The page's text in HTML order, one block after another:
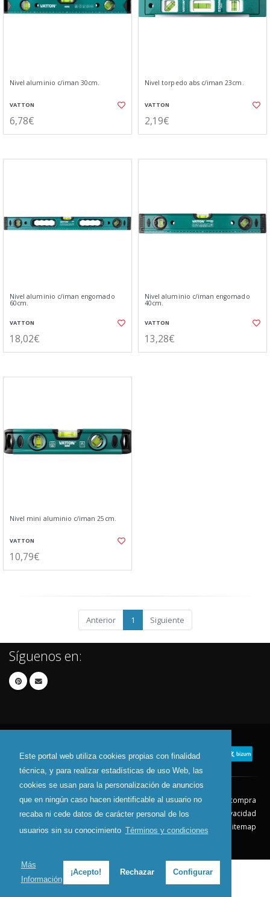
Este portal web utiliza cookies propias con finalidad
técnica, y para realizar estadísticas de uso Web, las
cookies se usan para la personalización de anuncios
que en ningún caso hacen identificable al usuario no
recaba ni cede datos de carácter personal de los
usuarios sin su conocimiento Términos y condiciones
Más
Información
¡Acepto! Rechazar Configurar
Nivel aluminio c/iman 30cm.
VATTON
6,78€
Nivel torpedo abs c/iman 23cm.
VATTON
2,19€
Nivel aluminio c/iman engomado
60cm.
VATTON
18,02€
Nivel aluminio c/iman engomado
40cm.
VATTON
13,28€
Nivel mini aluminio c/iman 25cm.
VATTON
10,79€
Anterior 1 Siguiente
Síguenos en:
Contacto Aviso Legal
Condiciones de compra
Política de envíos
Política de devolución
Política de Privacidad
Política de Cookies
Sitemap